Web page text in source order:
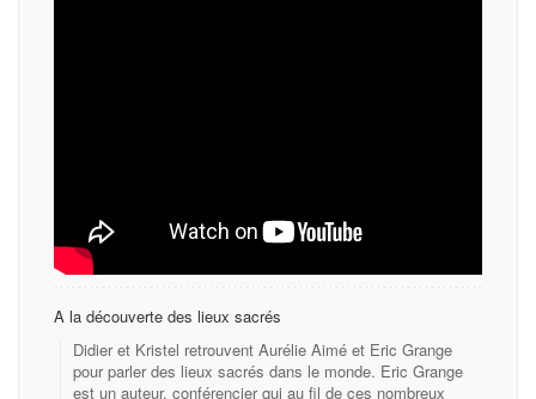
A la découverte des lieux sacrés
Didier et Kristel retrouvent Aurélie Aimé et Eric Grange
pour parler des lieux sacrés dans le monde. Eric Grange
est un auteur, conférencier qui au fil de ces nombreux